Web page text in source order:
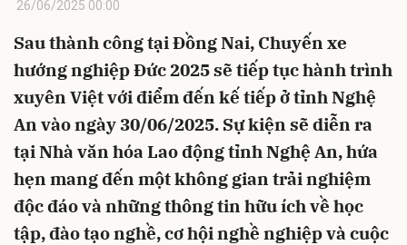
26/06/2025 00:00
Sau thành công tại Đồng Nai, Chuyến xe
hướng nghiệp Đức 2025 sẽ tiếp tục hành trình
xuyên Việt với điểm đến kế tiếp ở tỉnh Nghệ
An vào ngày 30/06/2025. Sự kiện sẽ diễn ra
tại Nhà văn hóa Lao động tỉnh Nghệ An, hứa
hẹn mang đến một không gian trải nghiệm
độc đáo và những thông tin hữu ích về học
tập, đào tạo nghề, cơ hội nghề nghiệp và cuộc